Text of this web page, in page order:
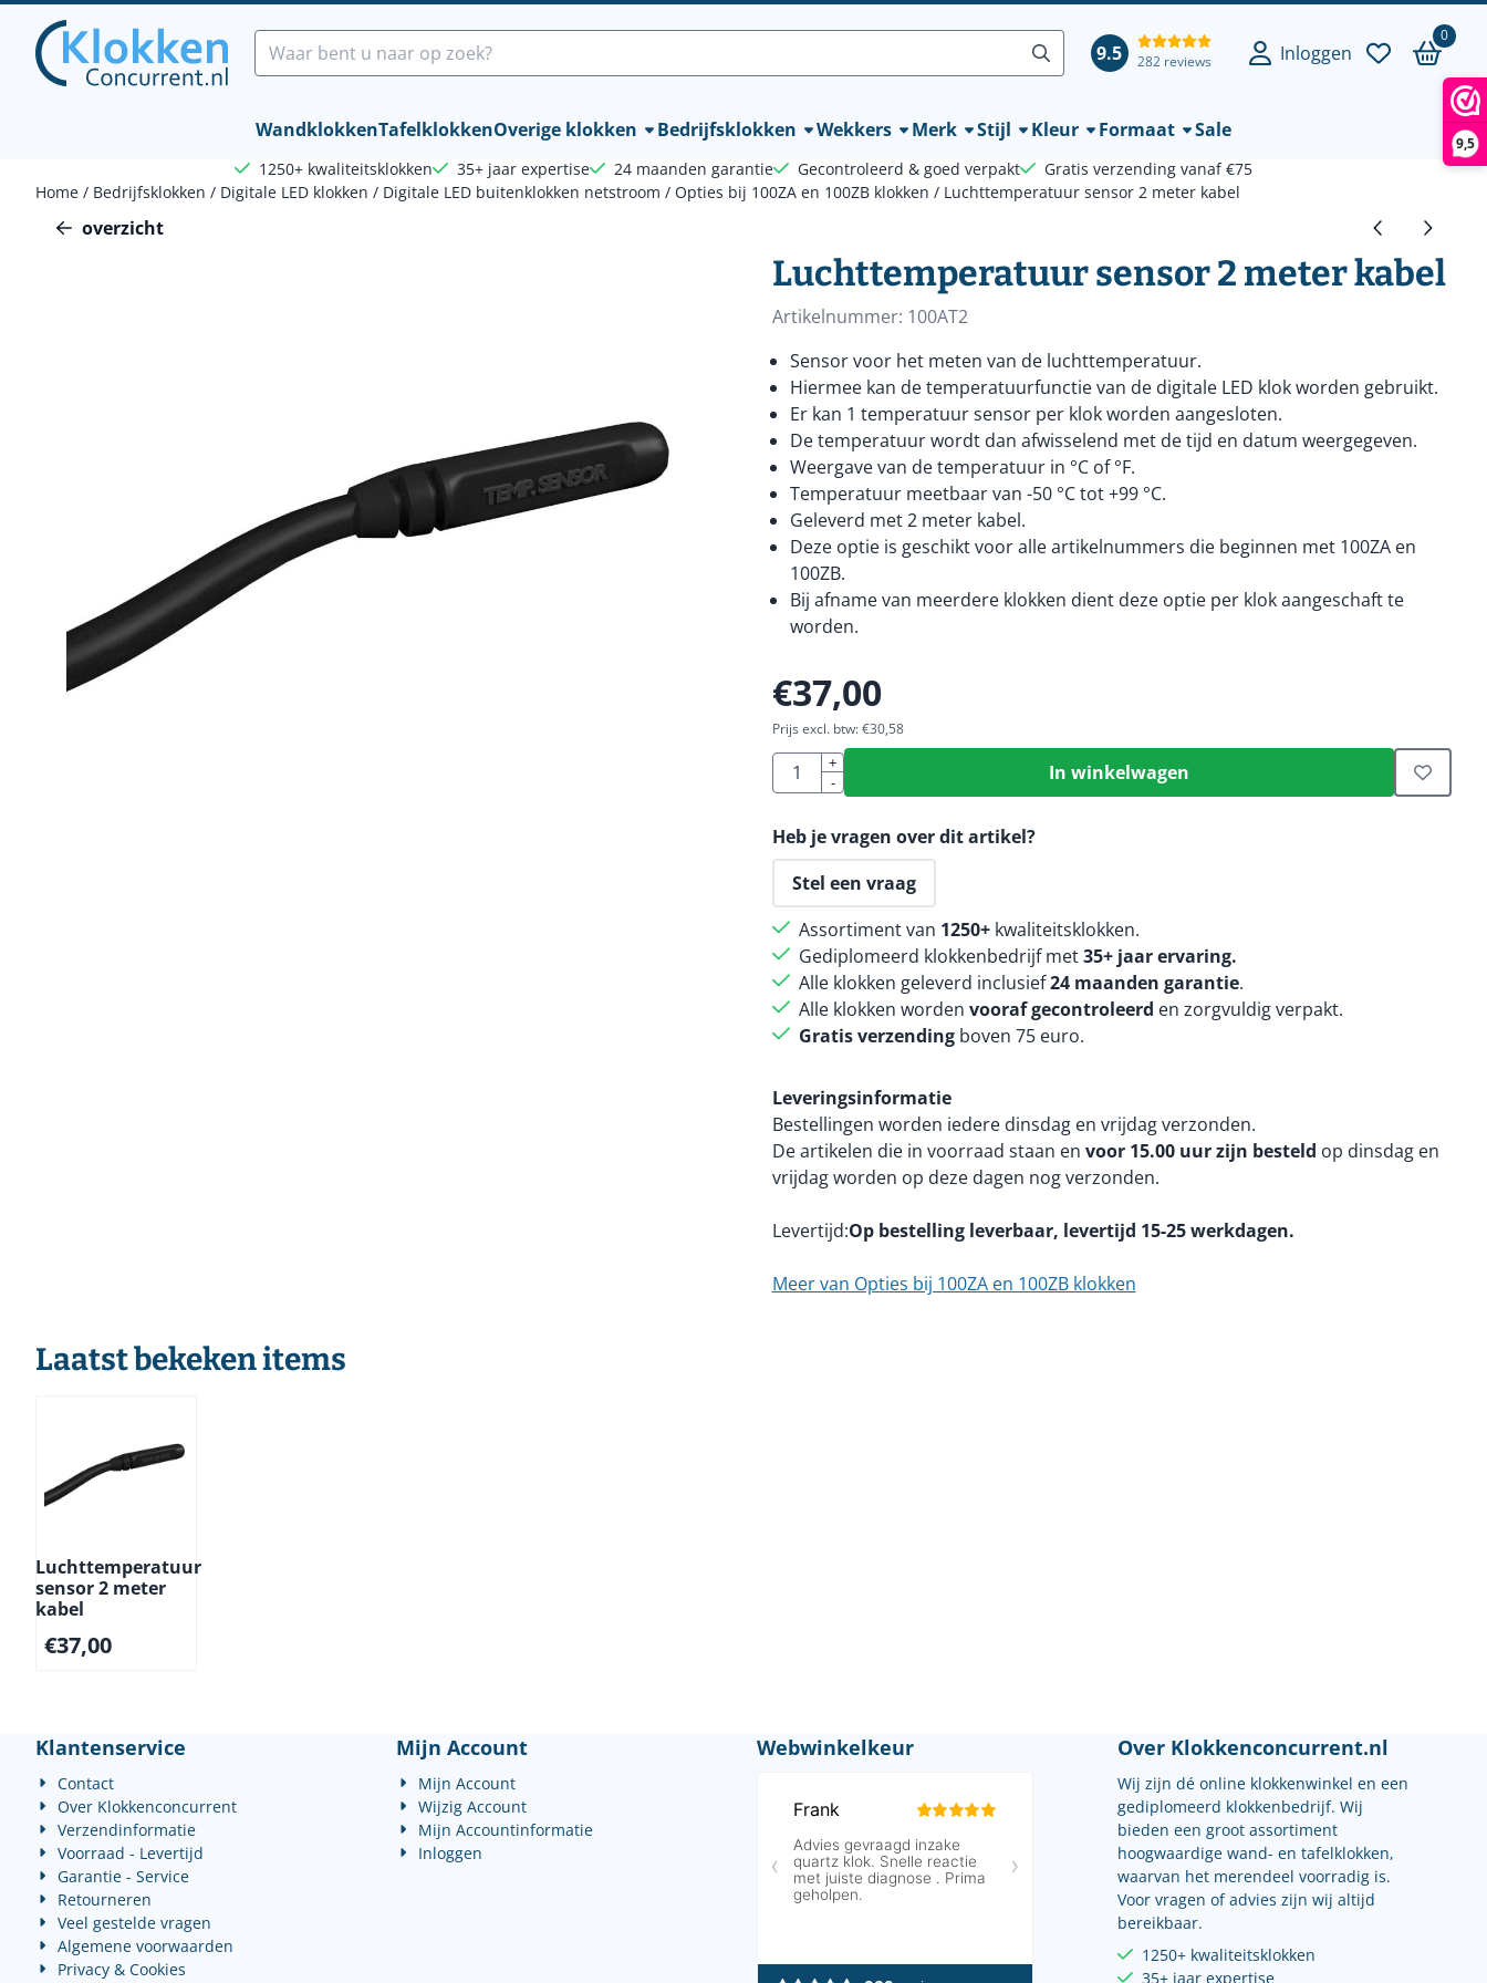
9,5
Cookievoorkeuren zijn beschikbaar. Kies instellingen of sta alle cookies toe.
Zoeken
9.5 282 reviews Inloggen
0
WandklokkenTafelklokkenOverige klokken Bedrijfsklokken Wekkers Merk Stijl Kleur Formaat Sale
1250+ kwaliteitsklokken 35+ jaar expertise 24 maanden garantie Gecontroleerd & goed verpakt
Gratis verzending vanaf €75
Home / Bedrijfsklokken / Digitale LED klokken / Digitale LED buitenklokken netstroom / Opties bij 100ZA en 100ZB klokken / Luchttemperatuur sensor 2 meter kabel
overzicht
Luchttemperatuur sensor 2 meter kabel
Artikelnummer: 100AT2
Sensor voor het meten van de luchttemperatuur.
Hiermee kan de temperatuurfunctie van de digitale LED klok worden gebruikt.
Er kan 1 temperatuur sensor per klok worden aangesloten.
De temperatuur wordt dan afwisselend met de tijd en datum weergegeven.
Weergave van de temperatuur in °C of °F.
Temperatuur meetbaar van -50 °C tot +99 °C.
Geleverd met 2 meter kabel.
Deze optie is geschikt voor alle artikelnummers die beginnen met 100ZA en
100ZB.
Bij afname van meerdere klokken dient deze optie per klok aangeschaft te
worden.
€37,00
Prijs excl. btw: €30,58
Aantal
+
-
In winkelwagen
Heb je vragen over dit artikel?
Stel een vraag
Assortiment van 1250+kwaliteitsklokken.
Gediplomeerd klokkenbedrijf met35+ jaar ervaring.
Alle klokken geleverd inclusief24 maanden garantie.
Alle klokken worden vooraf gecontroleerd en zorgvuldig verpakt.
Gratis verzendingboven 75 euro.
Leveringsinformatie
Bestellingen worden iedere dinsdag en vrijdag verzonden.
De artikelen die in voorraad staan en voor 15.00 uur zijn besteld op dinsdag en
vrijdag worden op deze dagen nog verzonden.
Levertijd Op bestelling leverbaar, levertijd 15-25 werkdagen.
Meer van Opties bij 100ZA en 100ZB klokken
Laatst bekeken items
Luchttemperatuur
sensor 2 meter
kabel
€37,00
Klantenservice
Contact
Over Klokkenconcurrent
Verzendinformatie
Voorraad - Levertijd
Garantie - Service
Retourneren
Veel gestelde vragen
Algemene voorwaarden
Privacy & Cookies
Mijn Account
Mijn Account
Wijzig Account
Mijn Accountinformatie
Inloggen
Webwinkelkeur Over Klokkenconcurrent.nl
Wij zijn dé online klokkenwinkel en een
gediplomeerd klokkenbedrijf. Wij
bieden een groot assortiment
hoogwaardige wand- en tafelklokken,
waarvan het merendeel voorradig is.
Voor vragen of advies zijn wij altijd
bereikbaar.
1250+ kwaliteitsklokken
35+ jaar expertise